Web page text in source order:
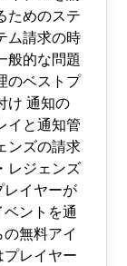
ためのステ
ム請求の時
般的な問題
のベストプ
け 通知の
イと通知管
ンズの請求
レジェンズ
レイヤーが
ントを通
無料アイ
レイヤー